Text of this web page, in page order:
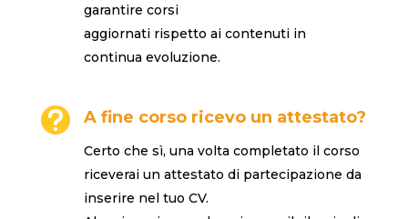
garantire corsi
aggiornati rispetto ai contenuti in
continua evoluzione.
 A fine corso ricevo un attestato?
Certo che sì, una volta completato il corso
riceverai un attestato di partecipazione da
inserire nel tuo CV.